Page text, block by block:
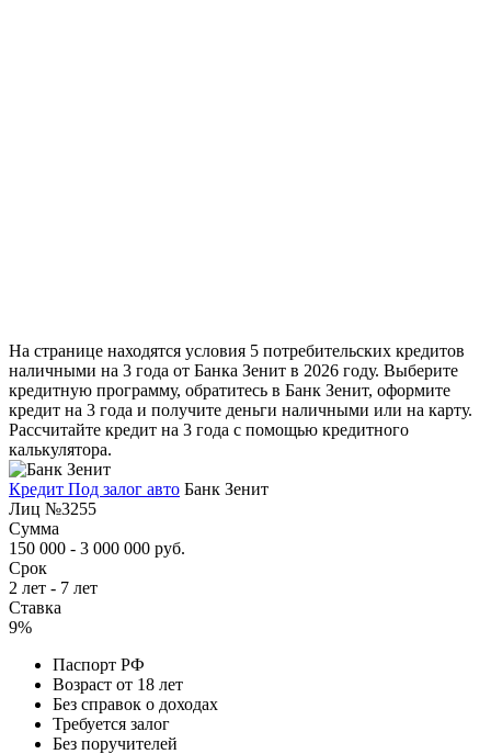
На странице находятся условия 5 потребительских кредитов
наличными на 3 года от Банка Зенит в 2026 году. Выберите
кредитную программу, обратитесь в Банк Зенит, оформите
кредит на 3 года и получите деньги наличными или на карту.
Рассчитайте кредит на 3 года с помощью кредитного
калькулятора.
Кредит Под залог авто Банк Зенит
Лиц №3255
Сумма
150 000 - 3 000 000 руб.
Срок
2 лет - 7 лет
Ставка
9%
Паспорт РФ
Возраст от 18 лет
Без справок о доходах
Требуется залог
Без поручителей